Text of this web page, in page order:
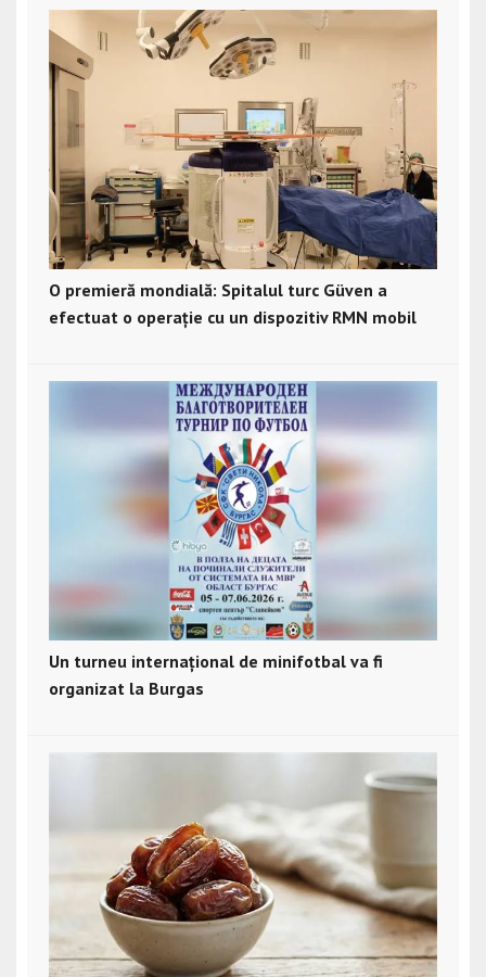
O premieră mondială: Spitalul turc Güven a
efectuat o operație cu un dispozitiv RMN mobil
Un turneu internațional de minifotbal va fi
organizat la Burgas